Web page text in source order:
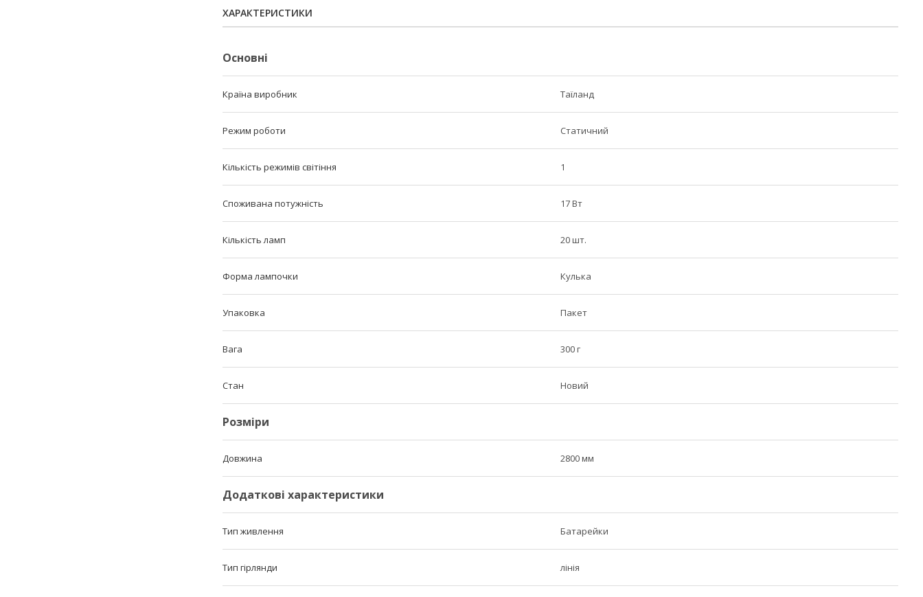
ХАРАКТЕРИСТИКИ
Основні
Країна виробник Таїланд
Режим роботи Статичний
Кількість режимів світіння 1
Споживана потужність 17 Вт
Кількість ламп 20 шт.
Форма лампочки Кулька
Упаковка Пакет
Вага 300 г
Стан Новий
Розміри
Довжина 2800 мм
Додаткові характеристики
Тип живлення Батарейки
Тип гірлянди лінія